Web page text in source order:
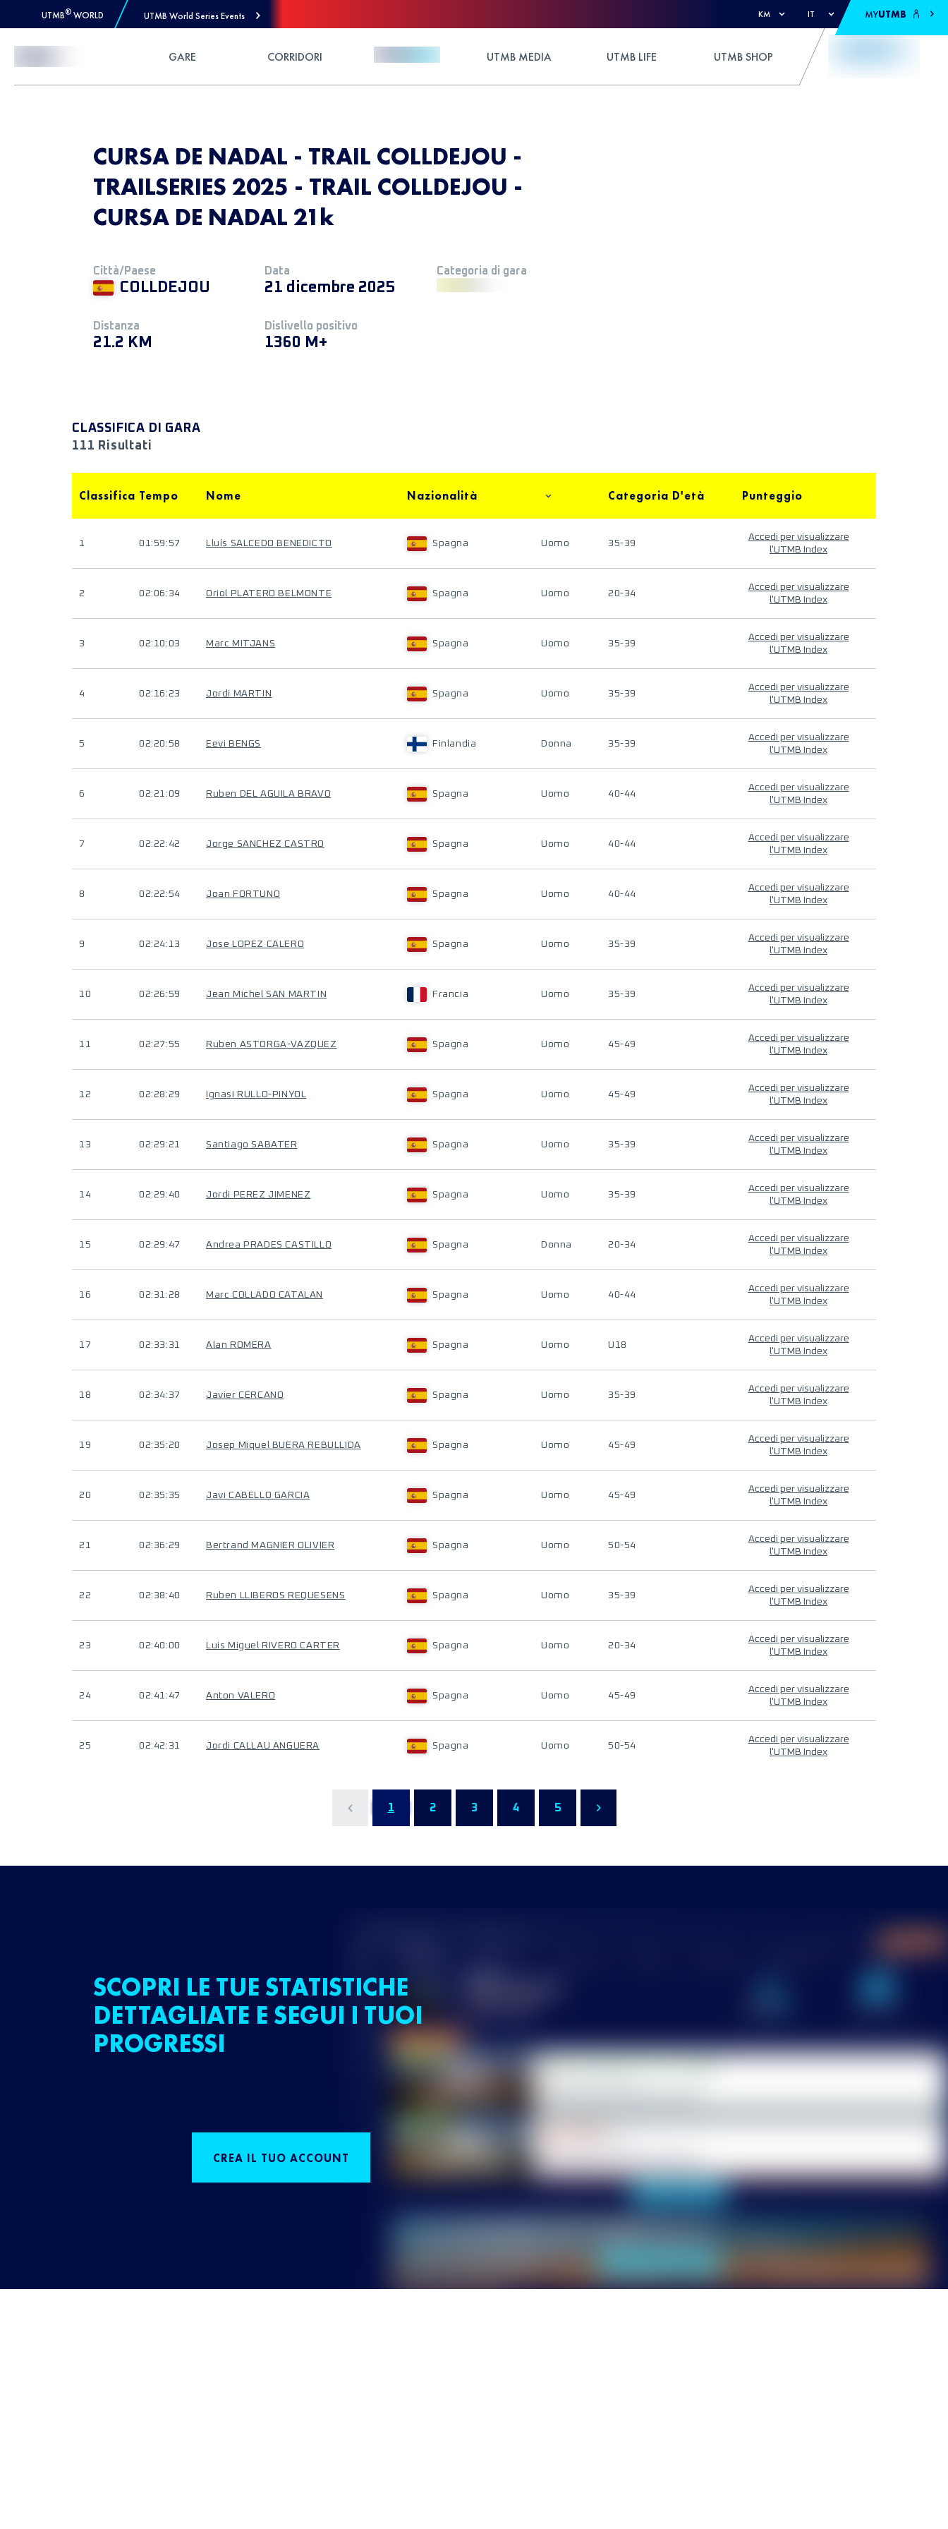
UTMB® WORLD UTMB World Series Events KM IT MYUTMB
GARE CORRIDORI UTMB MEDIA UTMB LIFE UTMB SHOP
CURSA DE NADAL - TRAIL COLLDEJOU -
TRAILSERIES 2025 - TRAIL COLLDEJOU -
CURSA DE NADAL 21k
Città/Paese
COLLDEJOU
Data
21 dicembre 2025
Categoria di gara
Distanza
21.2 KM
Dislivello positivo
1360 M+
CLASSIFICA DI GARA
111 Risultati
Classifica Tempo Nome Nazionalità Categoria D'età Punteggio
1 01:59:57 Lluís SALCEDO BENEDICTO Spagna Uomo 35-39
Accedi per visualizzare
l'UTMB Index
2 02:06:34 Oriol PLATERO BELMONTE Spagna Uomo 20-34
Accedi per visualizzare
l'UTMB Index
3 02:10:03 Marc MITJANS Spagna Uomo 35-39
Accedi per visualizzare
l'UTMB Index
4 02:16:23 Jordi MARTIN Spagna Uomo 35-39
Accedi per visualizzare
l'UTMB Index
5 02:20:58 Eevi BENGS Finlandia Donna 35-39
Accedi per visualizzare
l'UTMB Index
6 02:21:09 Ruben DEL AGUILA BRAVO Spagna Uomo 40-44
Accedi per visualizzare
l'UTMB Index
7 02:22:42 Jorge SANCHEZ CASTRO Spagna Uomo 40-44
Accedi per visualizzare
l'UTMB Index
8 02:22:54 Joan FORTUNO Spagna Uomo 40-44
Accedi per visualizzare
l'UTMB Index
9 02:24:13 Jose LOPEZ CALERO Spagna Uomo 35-39
Accedi per visualizzare
l'UTMB Index
10 02:26:59 Jean Michel SAN MARTIN Francia Uomo 35-39
Accedi per visualizzare
l'UTMB Index
11 02:27:55 Ruben ASTORGA-VAZQUEZ Spagna Uomo 45-49
Accedi per visualizzare
l'UTMB Index
12 02:28:29 Ignasi RULLO-PINYOL Spagna Uomo 45-49
Accedi per visualizzare
l'UTMB Index
13 02:29:21 Santiago SABATER Spagna Uomo 35-39
Accedi per visualizzare
l'UTMB Index
14 02:29:40 Jordi PEREZ JIMENEZ Spagna Uomo 35-39
Accedi per visualizzare
l'UTMB Index
15 02:29:47 Andrea PRADES CASTILLO Spagna Donna 20-34
Accedi per visualizzare
l'UTMB Index
16 02:31:28 Marc COLLADO CATALAN Spagna Uomo 40-44
Accedi per visualizzare
l'UTMB Index
17 02:33:31 Alan ROMERA Spagna Uomo U18
Accedi per visualizzare
l'UTMB Index
18 02:34:37 Javier CERCANO Spagna Uomo 35-39
Accedi per visualizzare
l'UTMB Index
19 02:35:20 Josep Miquel BUERA REBULLIDA Spagna Uomo 45-49
Accedi per visualizzare
l'UTMB Index
20 02:35:35 Javi CABELLO GARCIA Spagna Uomo 45-49
Accedi per visualizzare
l'UTMB Index
21 02:36:29 Bertrand MAGNIER OLIVIER Spagna Uomo 50-54
Accedi per visualizzare
l'UTMB Index
22 02:38:40 Ruben LLIBEROS REQUESENS Spagna Uomo 35-39
Accedi per visualizzare
l'UTMB Index
23 02:40:00 Luis Miguel RIVERO CARTER Spagna Uomo 20-34
Accedi per visualizzare
l'UTMB Index
24 02:41:47 Anton VALERO Spagna Uomo 45-49
Accedi per visualizzare
l'UTMB Index
25 02:42:31 Jordi CALLAU ANGUERA Spagna Uomo 50-54
Accedi per visualizzare
l'UTMB Index
1 2 3 4 5
SCOPRI LE TUE STATISTICHE
DETTAGLIATE E SEGUI I TUOI
PROGRESSI
CREA IL TUO ACCOUNT